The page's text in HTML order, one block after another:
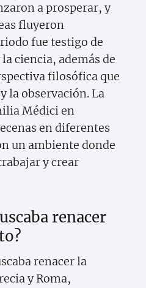
a prosperar, y
fluyeron
fue testigo de
ciencia, además de
filosófica que
la observación. La
Médici en
en diferentes
un ambiente donde
y crear
renacer
renacer la
y Roma,